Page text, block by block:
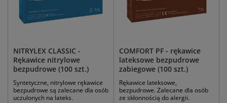
NITRYLEX CLASSIC -
Rękawice nitrylowe
bezpudrowe (100 szt.)
Syntetyczne, nitrylowe rękawice
bezpudrowe są zalecane dla osób
uczulonych na lateks.
COMFORT PF - rękawice
lateksowe bezpudrowe
zabiegowe (100 szt.)
Rękawice lateksowe,
bezpudrowe. Zalecane dla osób
ze skłonnością do alergii.